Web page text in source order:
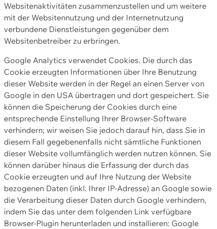
Websitenaktivitäten zusammenzustellen und um weitere
mit der Websitennutzung und der Internetnutzung
verbundene Dienstleistungen gegenüber dem
Websitenbetreiber zu erbringen.
Google Analytics verwendet Cookies. Die durch das
Cookie erzeugten Informationen über Ihre Benutzung
dieser Website werden in der Regel an einen Server von
Google in den USA übertragen und dort gespeichert. Sie
können die Speicherung der Cookies durch eine
entsprechende Einstellung Ihrer Browser-Software
verhindern; wir weisen Sie jedoch darauf hin, dass Sie in
diesem Fall gegebenenfalls nicht sämtliche Funktionen
dieser Website vollumfänglich werden nutzen können. Sie
können darüber hinaus die Erfassung der durch das
Cookie erzeugten und auf Ihre Nutzung der Website
bezogenen Daten (inkl. Ihrer IP-Adresse) an Google sowie
die Verarbeitung dieser Daten durch Google verhindern,
indem Sie das unter dem folgenden Link verfügbare
Browser-Plugin herunterladen und installieren: Google